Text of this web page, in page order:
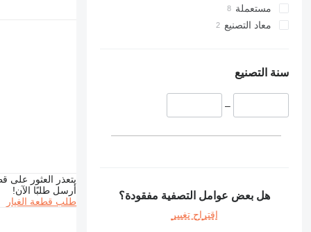
مستعملة
معاد التصنيع
سنة التصنيع
–
هل بعض عوامل التصفية مفقودة؟
اقتراح تغيير
يتعذر العثور على
أرسل طلبًا الآن!
طلب قطعة الغيار